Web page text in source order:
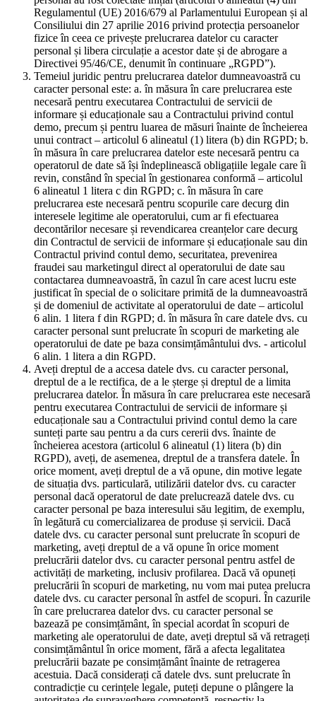
Regulamentul (UE) 2016/679 al Parlamentului European și al
Consiliului din 27 aprilie 2016 privind protecția persoanelor
fizice în ceea ce privește prelucrarea datelor cu caracter
personal și libera circulație a acestor date și de abrogare a
Directivei 95/46/CE, denumit în continuare „RGPD”).
Temeiul juridic pentru prelucrarea datelor dumneavoastră cu
caracter personal este: a. în măsura în care prelucrarea este
necesară pentru executarea Contractului de servicii de
informare și educaționale sau a Contractului privind contul
demo, precum și pentru luarea de măsuri înainte de încheierea
unui contract – articolul 6 alineatul (1) litera (b) din RGPD; b.
în măsura în care prelucrarea datelor este necesară pentru ca
operatorul de date să își îndeplinească obligațiile legale care îi
revin, constând în special în gestionarea conformă – articolul
6 alineatul 1 litera c din RGPD; c. în măsura în care
prelucrarea este necesară pentru scopurile care decurg din
interesele legitime ale operatorului, cum ar fi efectuarea
decontărilor necesare și revendicarea creanțelor care decurg
din Contractul de servicii de informare și educaționale sau din
Contractul privind contul demo, securitatea, prevenirea
fraudei sau marketingul direct al operatorului de date sau
contactarea dumneavoastră, în cazul în care acest lucru este
justificat în special de o solicitare primită de la dumneavoastră
și de domeniul de activitate al operatorului de date – articolul
6 alin. 1 litera f din RGPD; d. în măsura în care datele dvs. cu
caracter personal sunt prelucrate în scopuri de marketing ale
operatorului de date pe baza consimțământului dvs. - articolul
6 alin. 1 litera a din RGPD.
Aveți dreptul de a accesa datele dvs. cu caracter personal,
dreptul de a le rectifica, de a le șterge și dreptul de a limita
prelucrarea datelor. În măsura în care prelucrarea este necesară
pentru executarea Contractului de servicii de informare și
educaționale sau a Contractului privind contul demo la care
sunteți parte sau pentru a da curs cererii dvs. înainte de
încheierea acestora (articolul 6 alineatul (1) litera (b) din
RGPD), aveți, de asemenea, dreptul de a transfera datele. În
orice moment, aveți dreptul de a vă opune, din motive legate
de situația dvs. particulară, utilizării datelor dvs. cu caracter
personal dacă operatorul de date prelucrează datele dvs. cu
caracter personal pe baza interesului său legitim, de exemplu,
în legătură cu comercializarea de produse și servicii. Dacă
datele dvs. cu caracter personal sunt prelucrate în scopuri de
marketing, aveți dreptul de a vă opune în orice moment
prelucrării datelor dvs. cu caracter personal pentru astfel de
activități de marketing, inclusiv profilarea. Dacă vă opuneți
prelucrării în scopuri de marketing, nu vom mai putea prelucra
datele dvs. cu caracter personal în astfel de scopuri. În cazurile
în care prelucrarea datelor dvs. cu caracter personal se
bazează pe consimțământ, în special acordat în scopuri de
marketing ale operatorului de date, aveți dreptul să vă retrageți
consimțământul în orice moment, fără a afecta legalitatea
prelucrării bazate pe consimțământ înainte de retragerea
acestuia. Dacă considerați că datele dvs. sunt prelucrate în
contradicție cu cerințele legale, puteți depune o plângere la